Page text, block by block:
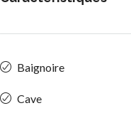
Baignoire
Cave